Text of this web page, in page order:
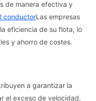
de manera efectiva y
conductorLas empresas
eficiencia de su flota, lo
y ahorro de costes.
a garantizar la
el exceso de velocidad,